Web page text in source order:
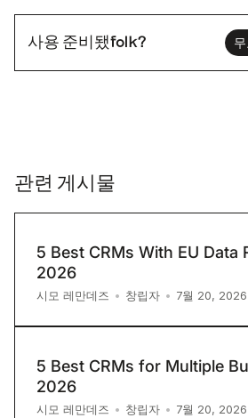
사용 준비됐folk?
관련 게시물
5 Best CRMs With EU Data
2026
시모 레만데즈 • 창립자 • 7월 20, 2026
5 Best CRMs for Multiple
2026
시모 레만데즈 • 창립자 • 7월 20, 2026